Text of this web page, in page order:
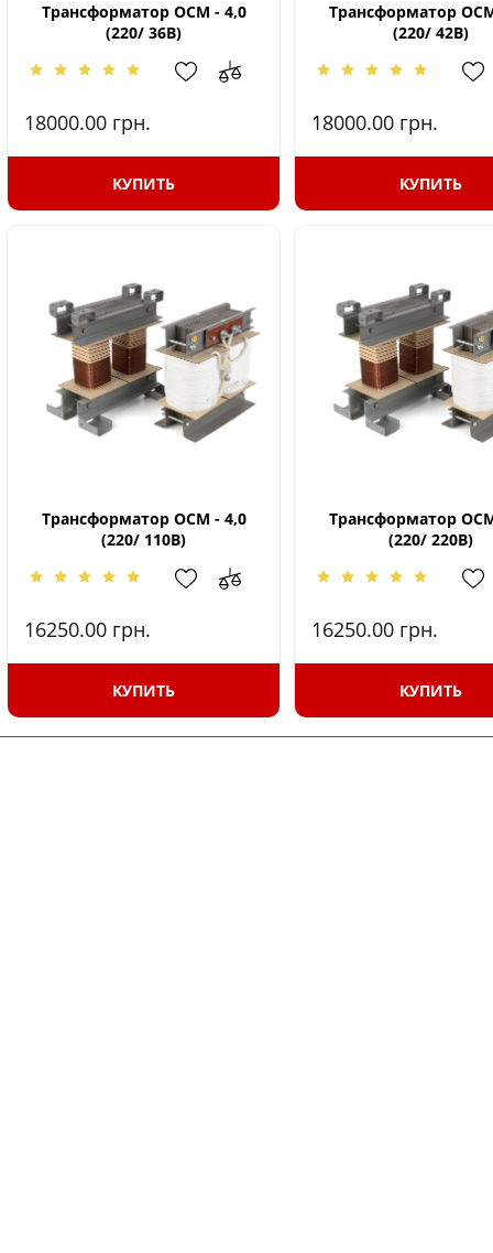
Трансформатор ОСМ - 4,0
(220/ 36В)
18000.00 грн.
КУПИТЬ
Трансформатор
(220/ 42В)
18000.00 грн.
КУПИТЬ
Трансформатор ОСМ - 4,0
(220/ 110В)
16250.00 грн.
КУПИТЬ
Трансформатор
(220/ 220В)
16250.00 грн.
КУПИТЬ